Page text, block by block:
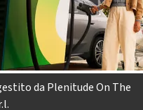
da Plenitude On The